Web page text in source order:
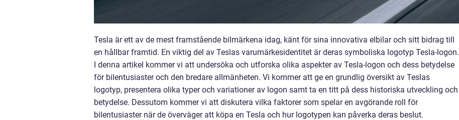
Tesla är ett av de mest framstående bilmärkena idag, känt för sina innovativa elbilar och sitt bidrag till
en hållbar framtid. En viktig del av Teslas varumärkesidentitet är deras symboliska logotyp Tesla-logon.
I denna artikel kommer vi att undersöka och utforska olika aspekter av Tesla-logon och dess betydelse
för bilentusiaster och den bredare allmänheten. Vi kommer att ge en grundlig översikt av Teslas
logotyp, presentera olika typer och variationer av logon samt ta en titt på dess historiska utveckling och
betydelse. Dessutom kommer vi att diskutera vilka faktorer som spelar en avgörande roll för
bilentusiaster när de överväger att köpa en Tesla och hur logotypen kan påverka deras beslut.